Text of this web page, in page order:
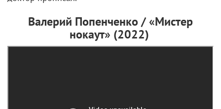
Валерий Попенченко / «Мистер
нокаут» (2022)